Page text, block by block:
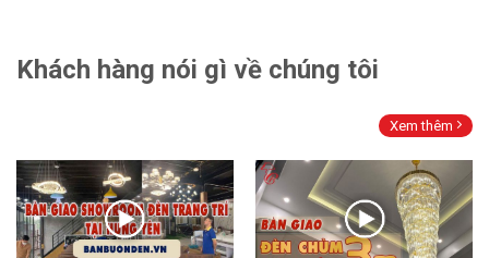
Khách hàng nói gì về chúng tôi
Xem thêm